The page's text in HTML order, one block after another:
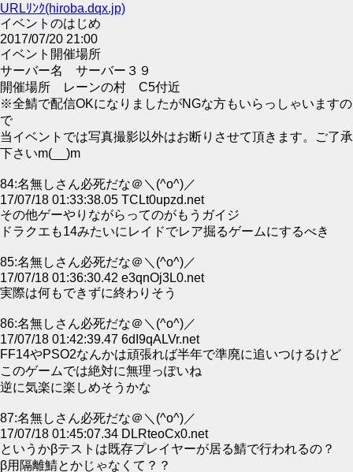
URLﾘﾝｸ(hiroba.dqx.jp)
イベントのはじめ
2017/07/20 21:00
イベント開催場所
サーバー名 サーバー３９
開催場所 レーンの村 C5付近
※全鯖で配信OKになりましたがNGな方もいらっしゃいますの
で
当イベントでは写真撮影以外はお断りさせて頂きます。ご了承
下さいm(__)m
84:名無しさん必死だな＠＼(^o^)／
17/07/18 01:33:38.05 TCLt0upzd.net
その他ゲーやりながらってのがもうガイジ
ドラクエも14みたいにレイドでレア掘るゲームにするべき
85:名無しさん必死だな＠＼(^o^)／
17/07/18 01:36:30.42 e3qnOj3L0.net
実際は何もできずに終わりそう
86:名無しさん必死だな＠＼(^o^)／
17/07/18 01:42:39.47 6dI9qALVr.net
FF14やPSO2なんかは頑張れば半年で準廃に追いつけるけど
このゲームでは絶対に無理っぽいね
逆に気楽に楽しめそうかな
87:名無しさん必死だな＠＼(^o^)／
17/07/18 01:45:07.34 DLRteoCx0.net
というかβテストは既存プレイヤーが居る鯖で行われるの？
β用隔離鯖とかじゃなくて？？